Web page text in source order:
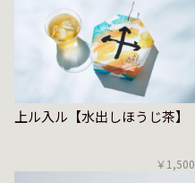
上ル入ル【水出しほうじ茶】
￥1,500